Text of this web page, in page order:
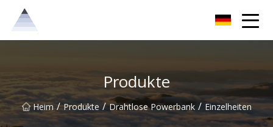
Produkte
Heim / Produkte / Drahtlose Powerbank / Einzelheiten